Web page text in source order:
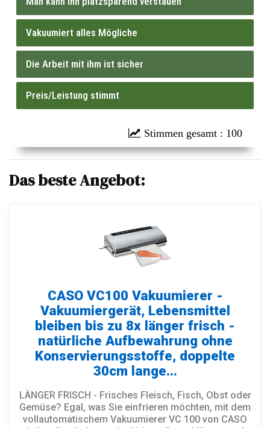
Vakuumiert alles Mögliche
Die Arbeit mit ihm ist sicher
Preis/Leistung stimmt
: 100
Das beste Angebot:
CASO VC100 Vakuumierer -
Vakuumiergerät, Lebensmittel
bleiben bis zu 8x länger frisch -
natürliche Aufbewahrung ohne
Konservierungsstoffe, doppelte
30cm lange...
LÄNGER FRISCH - Frisches Fleisch, Fisch, Obst oder
Gemüse? Egal, was Sie einfrieren möchten, mit dem
vollautomatischem Vakuumierer VC 100 von CASO